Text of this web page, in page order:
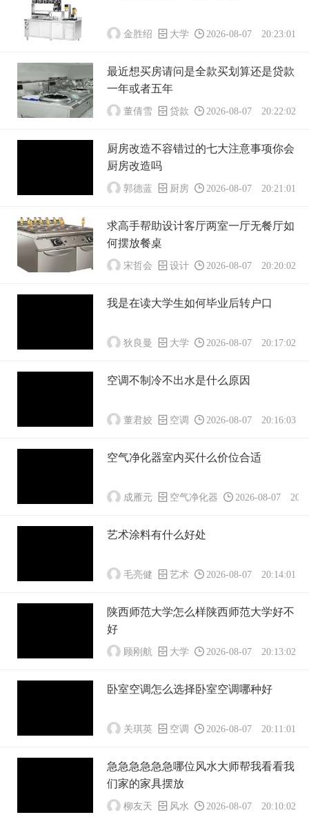
金胜绍 大学 2026-08-07 20:23:01
最近想买房请问是全款买划算还是贷款
一年或者五年
董倩雪 贷款 2026-08-07 20:22:02
厨房改造不容错过的七大注意事项你会
厨房改造吗
郭德蓝 厨房 2026-08-07 20:21:01
求高手帮助设计客厅两室一厅无餐厅如
何摆放餐桌
宋哲会 设计 2026-08-07 20:20:02
我是在读大学生如何毕业后转户口
狄良曼 大学 2026-08-07 20:17:02
空调不制冷不出水是什么原因
董君姣 空调 2026-08-07 20:16:03
空气净化器室内买什么价位合适
成雁元 空气净化器 2026-08-07
艺术涂料有什么好处
毛亮健 艺术 2026-08-07 20:14:01
陕西师范大学怎么样陕西师范大学好不
好
顾刚航 大学 2026-08-07 20:13:02
卧室空调怎么选择卧室空调哪种好
关琪英 空调 2026-08-07 20:11:01
急急急急急急哪位风水大师帮我看看我
们家的家具摆放
柳友天 风水 2026-08-07 20:10:02